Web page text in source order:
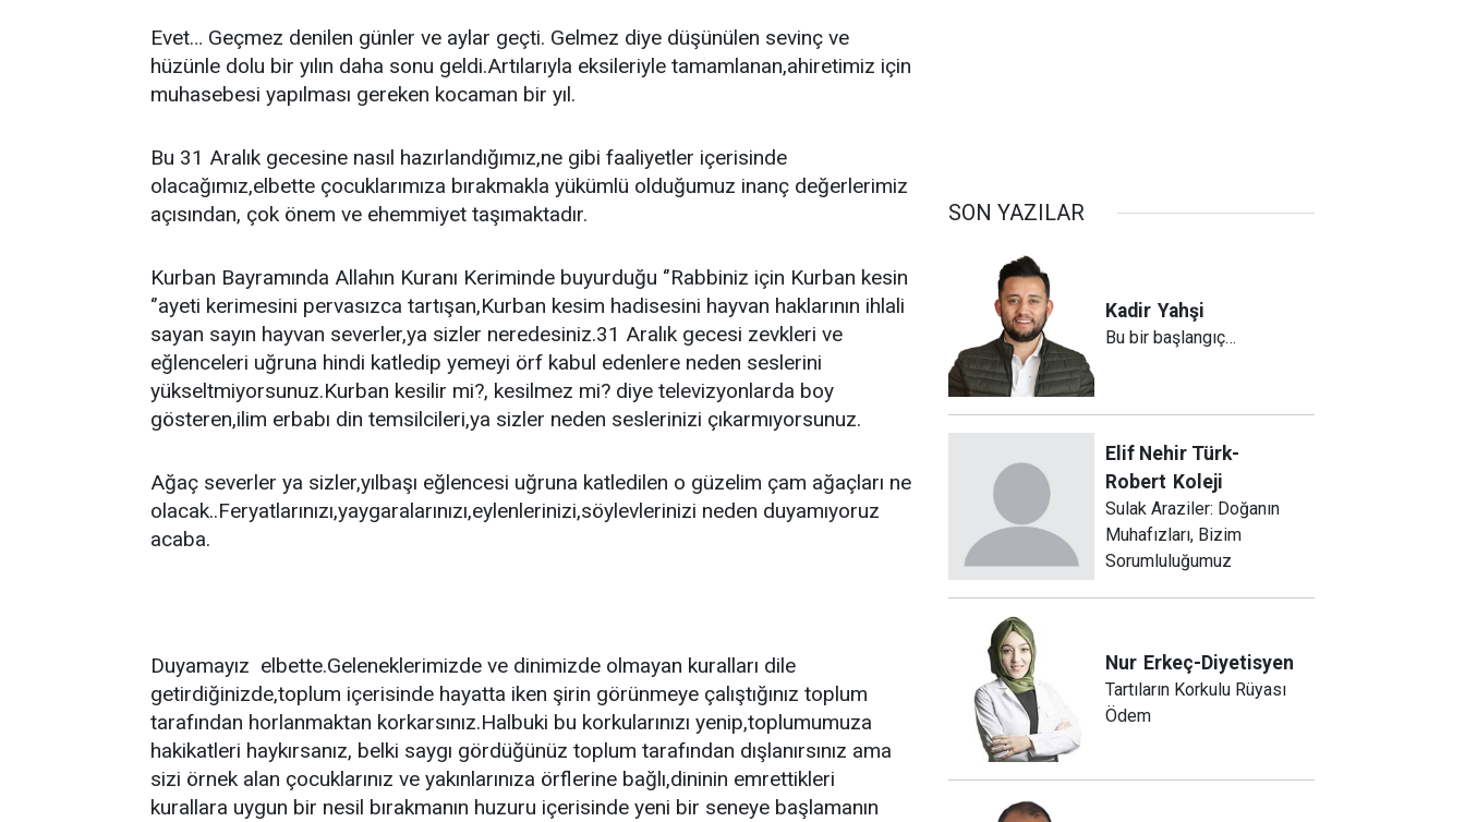
Evet… Geçmez denilen günler ve aylar geçti. Gelmez diye düşünülen sevinç ve
hüzünle dolu bir yılın daha sonu geldi.Artılarıyla eksileriyle tamamlanan,ahiretimiz için
muhasebesi yapılması gereken kocaman bir yıl.
Bu 31 Aralık gecesine nasıl hazırlandığımız,ne gibi faaliyetler içerisinde
olacağımız,elbette çocuklarımıza bırakmakla yükümlü olduğumuz inanç değerlerimiz
açısından, çok önem ve ehemmiyet taşımaktadır.
Kurban Bayramında Allahın Kuranı Keriminde buyurduğu ‘’Rabbiniz için Kurban kesin
‘’ayeti kerimesini pervasızca tartışan,Kurban kesim hadisesini hayvan haklarının ihlali
sayan sayın hayvan severler,ya sizler neredesiniz.31 Aralık gecesi zevkleri ve
eğlenceleri uğruna hindi katledip yemeyi örf kabul edenlere neden seslerini
yükseltmiyorsunuz.Kurban kesilir mi?, kesilmez mi? diye televizyonlarda boy
gösteren,ilim erbabı din temsilcileri,ya sizler neden seslerinizi çıkarmıyorsunuz.
Ağaç severler ya sizler,yılbaşı eğlencesi uğruna katledilen o güzelim çam ağaçları ne
olacak..Feryatlarınızı,yaygaralarınızı,eylenlerinizi,söylevlerinizi neden duyamıyoruz
acaba.
Duyamayız elbette.Geleneklerimizde ve dinimizde olmayan kuralları dile
getirdiğinizde,toplum içerisinde hayatta iken şirin görünmeye çalıştığınız toplum
tarafından horlanmaktan korkarsınız.Halbuki bu korkularınızı yenip,toplumumuza
hakikatleri haykırsanız, belki saygı gördüğünüz toplum tarafından dışlanırsınız ama
sizi örnek alan çocuklarınız ve yakınlarınıza örflerine bağlı,dininin emrettikleri
kurallara uygun bir nesil bırakmanın huzuru içerisinde yeni bir seneye başlamanın
SON YAZILAR
Kadir Yahşi
Bu bir başlangıç…
Elif Nehir Türk-
Robert Koleji
Sulak Araziler: Doğanın
Muhafızları, Bizim
Sorumluluğumuz
Nur Erkeç-Diyetisyen
Tartıların Korkulu Rüyası
Ödem